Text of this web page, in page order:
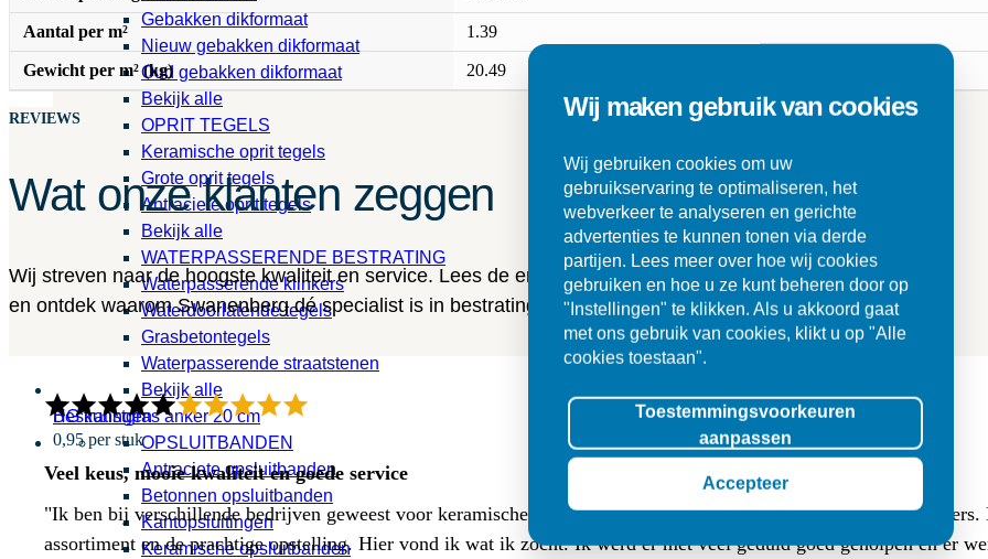
HG kunstgras anker 20 cm
0,95 per stuk
Gebakken dikformaat
Nieuw gebakken dikformaat
Oud gebakken dikformaat
Bekijk alle
OPRIT TEGELS
Keramische oprit tegels
Grote oprit tegels
Antraciete oprit tegels
Bekijk alle
WATERPASSERENDE BESTRATING
Waterpasserende klinkers
Waterdoorlatende tegels
Grasbetontegels
Waterpasserende straatstenen
Bekijk alle
Bestratingen
OPSLUITBANDEN
Antraciete opsluitbanden
Betonnen opsluitbanden
Kantopsluitingen
Keramische opsluitbanden
Aantal per m² 1.39
Gewicht per m² (kg) 20.49
REVIEWS
Wat onze klanten zeggen
Wij streven naar de hoogste kwaliteit en service. Lees de ervaringen van onze klanten
en ontdek waarom Swanenberg dé specialist is in bestrating en tegels.
Veel keus, mooie kwaliteit en goede service
"Ik ben bij verschillende bedrijven geweest voor keramische buitentegels (3 cm dik, 80x80) en (luxe lange)
assortiment en de prachtige opstelling. Hier vond ik wat ik zocht. Ik werd er met veel geduld goed geholpen en er
Wij maken gebruik van cookies
Wij gebruiken cookies om uw
gebruikservaring te optimaliseren, het
webverkeer te analyseren en gerichte
advertenties te kunnen tonen via derde
partijen. Lees meer over hoe wij cookies
gebruiken en hoe u ze kunt beheren door op
"Instellingen" te klikken. Als u akkoord gaat
met ons gebruik van cookies, klikt u op "Alle
cookies toestaan".
Toestemmingsvoorkeuren
aanpassen
Accepteer